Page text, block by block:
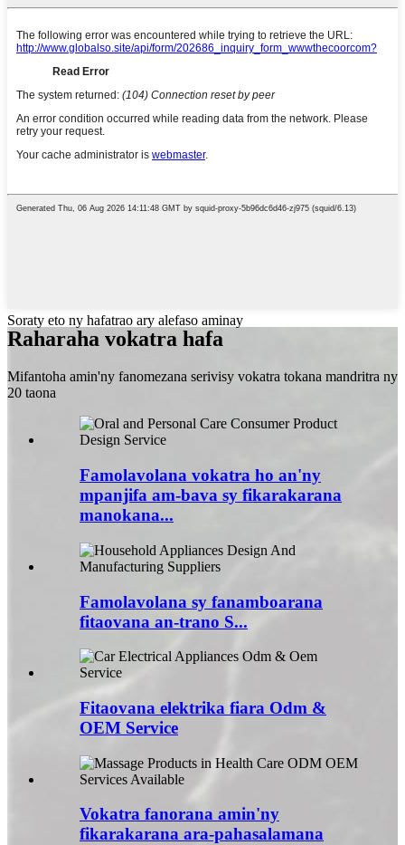
Soraty eto ny hafatrao ary alefaso aminay
Raharaha vokatra hafa
Mifantoha amin'ny fanomezana serivisy vokatra tokana mandritra ny
20 taona
Famolavolana vokatra ho an'ny
mpanjifa am-bava sy fikarakarana
manokana...
Famolavolana sy fanamboarana
fitaovana an-trano S...
Fitaovana elektrika fiara Odm &
OEM Service
Vokatra fanorana amin'ny
fikarakarana ara-pahasalamana